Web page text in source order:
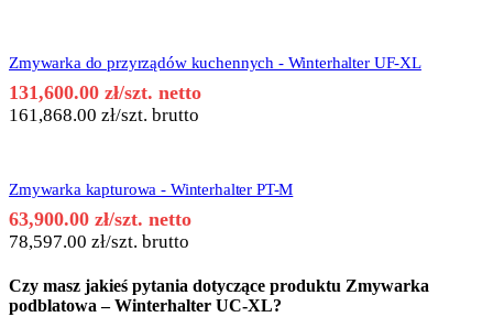
Zmywarka do przyrządów kuchennych - Winterhalter UF-XL
131,600.00 zł/szt. netto
161,868.00 zł/szt. brutto
Zmywarka kapturowa - Winterhalter PT-M
63,900.00 zł/szt. netto
78,597.00 zł/szt. brutto
Czy masz jakieś pytania dotyczące produktu Zmywarka
podblatowa – Winterhalter UC-XL?